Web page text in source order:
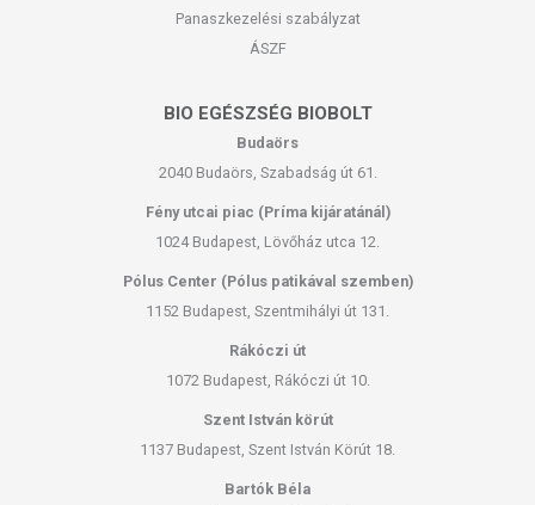
Panaszkezelési szabályzat
ÁSZF
BIO EGÉSZSÉG BIOBOLT
Budaörs
2040 Budaörs, Szabadság út 61.
Fény utcai piac (Príma kijáratánál)
1024 Budapest, Lövőház utca 12.
Pólus Center (Pólus patikával szemben)
1152 Budapest, Szentmihályi út 131.
Rákóczi út
1072 Budapest, Rákóczi út 10.
Szent István körút
1137 Budapest, Szent István Körút 18.
Bartók Béla